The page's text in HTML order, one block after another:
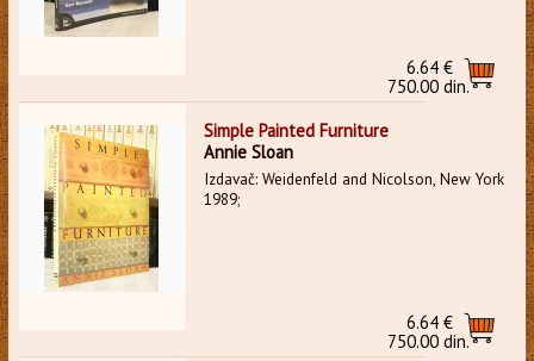
6.64 €
750.00 din.
Simple Painted Furniture
Annie Sloan
Izdavač: Weidenfeld and Nicolson, New York
1989;
6.64 €
750.00 din.